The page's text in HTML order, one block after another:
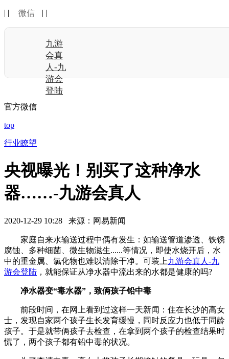
| | 微信 | |
九游
会真
人-九
游会
登陆
官方微信
top
行业瞭望
央视曝光！别买了这种净水
器……-九游会真人
2020-12-29 10:28 来源：网易新闻
家庭自来水输送过程中偶有发生：如输送管道渗透、铁锈
腐蚀、多种细菌、微生物滋生......等情况，即使水烧开后，水
中的重金属、氯化物也难以清除干净。可装上九游会真人-九
游会登陆 ，就能保证从净水器中流出来的水都是健康的吗?
净水器变“毒水器”，致俩孩子铅中毒
前段时间，在网上看到过这样一天新闻：住在长沙的高女
士，发现自家两个孩子生长发育缓慢，同时反应力也低于同龄
孩子。于是就带俩孩子去检查，在拿到两个孩子的检查结果时
慌了，两个孩子都有铅中毒的状况。